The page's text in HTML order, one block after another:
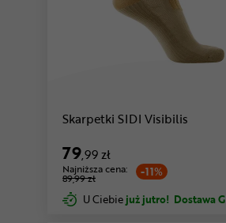
Skarpetki SIDI Visibilis
79,99 zł
-11%
Najniższa cena:
89,99 zł
U Ciebie już jutro! Dostawa